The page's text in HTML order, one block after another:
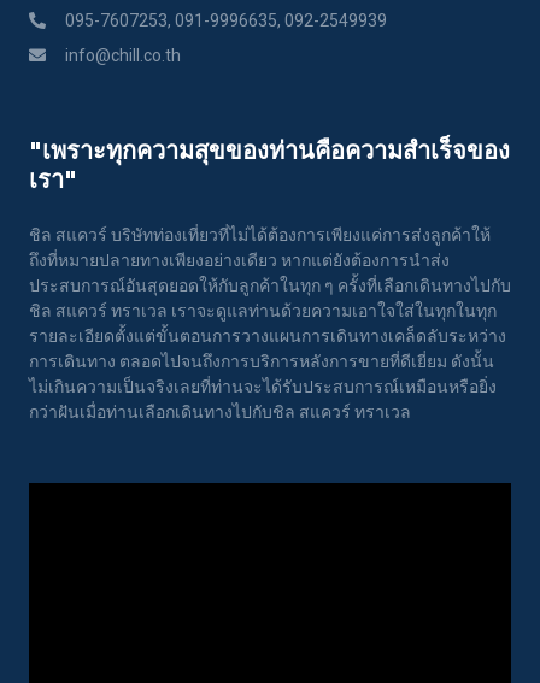
095-7607253, 091-9996635, 092-2549939
info@chill.co.th
"เพราะทุกความสุขของท่านคือความสําเร็จของ
เรา"
ชิล สแควร์ บริษัทท่องเที่ยวที่ไม่ได้ต้องการเพียงแค่การส่งลูกค้าให้
ถึงที่หมายปลายทางเพียงอย่างเดียว หากแต่ยังต้องการนำส่ง
ประสบการณ์อันสุดยอดให้กับลูกค้าในทุก ๆ ครั้งที่เลือกเดินทางไปกับ
ชิล สแควร์ ทราเวล เราจะดูแลท่านด้วยความเอาใจใส่ในทุกในทุก
รายละเอียดตั้งแต่ขั้นตอนการวางแผนการเดินทางเคล็ดลับระหว่าง
การเดินทาง ตลอดไปจนถึงการบริการหลังการขายที่ดีเยี่ยม ดังนั้น
ไม่เกินความเป็นจริงเลยที่ท่านจะได้รับประสบการณ์เหมือนหรือยิ่ง
กว่าฝันเมื่อท่านเลือกเดินทางไปกับชิล สแควร์ ทราเวล